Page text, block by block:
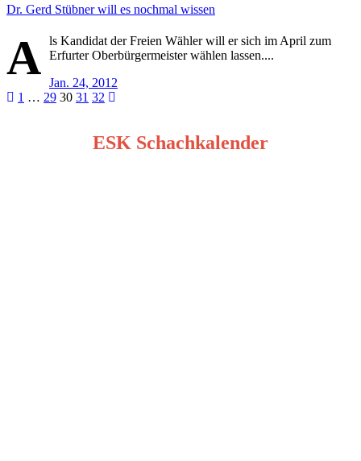
Dr. Gerd Stübner will es nochmal wissen
A ls Kandidat der Freien Wähler will er sich im April zum
Erfurter Oberbürgermeister wählen lassen....
Jan. 24, 2012
Seitennummerierung
1 … 29 30 31 32
ESK Schachkalender